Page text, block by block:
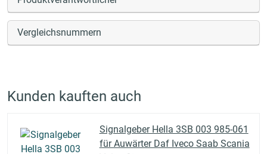
Vergleichsnummern
Kunden kauften auch
Signalgeber Hella 3SB 003 985-061
für Auwärter Daf Iveco Saab Scania